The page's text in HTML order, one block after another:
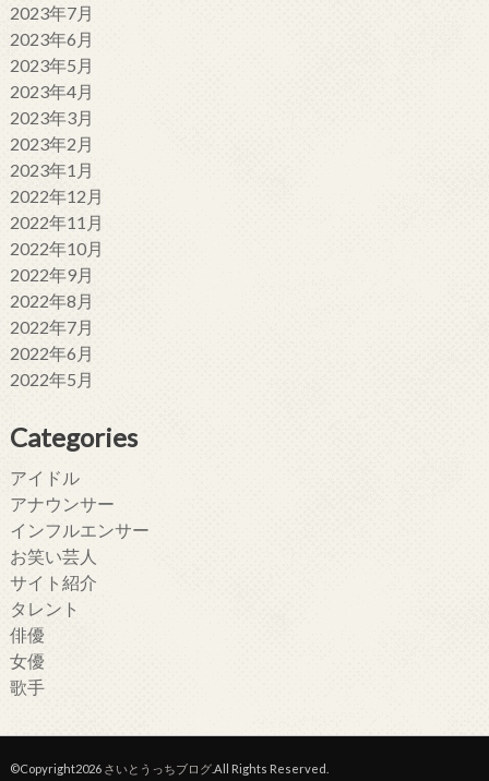
2023年7月
2023年6月
2023年5月
2023年4月
2023年3月
2023年2月
2023年1月
2022年12月
2022年11月
2022年10月
2022年9月
2022年8月
2022年7月
2022年6月
2022年5月
Categories
アイドル
アナウンサー
インフルエンサー
お笑い芸人
サイト紹介
タレント
俳優
女優
歌手
©Copyright2026 さいとうっちブログ.All Rights Reserved.